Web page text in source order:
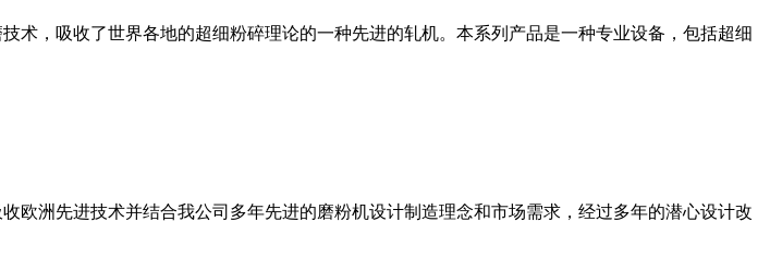
术，吸收了世界各地的超细粉碎理论的一种先进的轧机。本系列产品是一种专业设备，包括超细
欧洲先进技术并结合我公司多年先进的磨粉机设计制造理念和市场需求，经过多年的潜心设计改